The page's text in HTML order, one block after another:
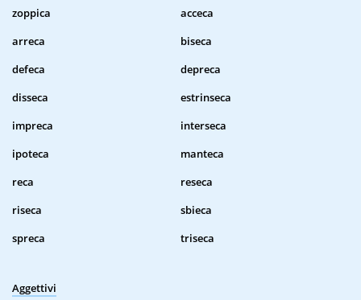
zoppica
acceca
arreca
biseca
defeca
depreca
disseca
estrinseca
impreca
interseca
ipoteca
manteca
reca
reseca
riseca
sbieca
spreca
triseca
Aggettivi